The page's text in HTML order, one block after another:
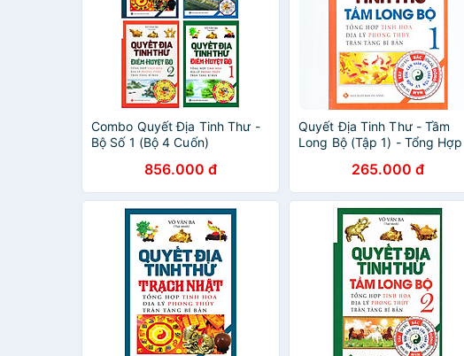
Combo Quyết Địa Tinh Thư -
Bộ Số 1 (Bộ 4 Cuốn)
856.000 đ
Quyết Địa Tinh Thư - Tầm
Long Bộ (Tập 1) - Tổng Hợp
Trân Tàng Bí Bản
265.000 đ